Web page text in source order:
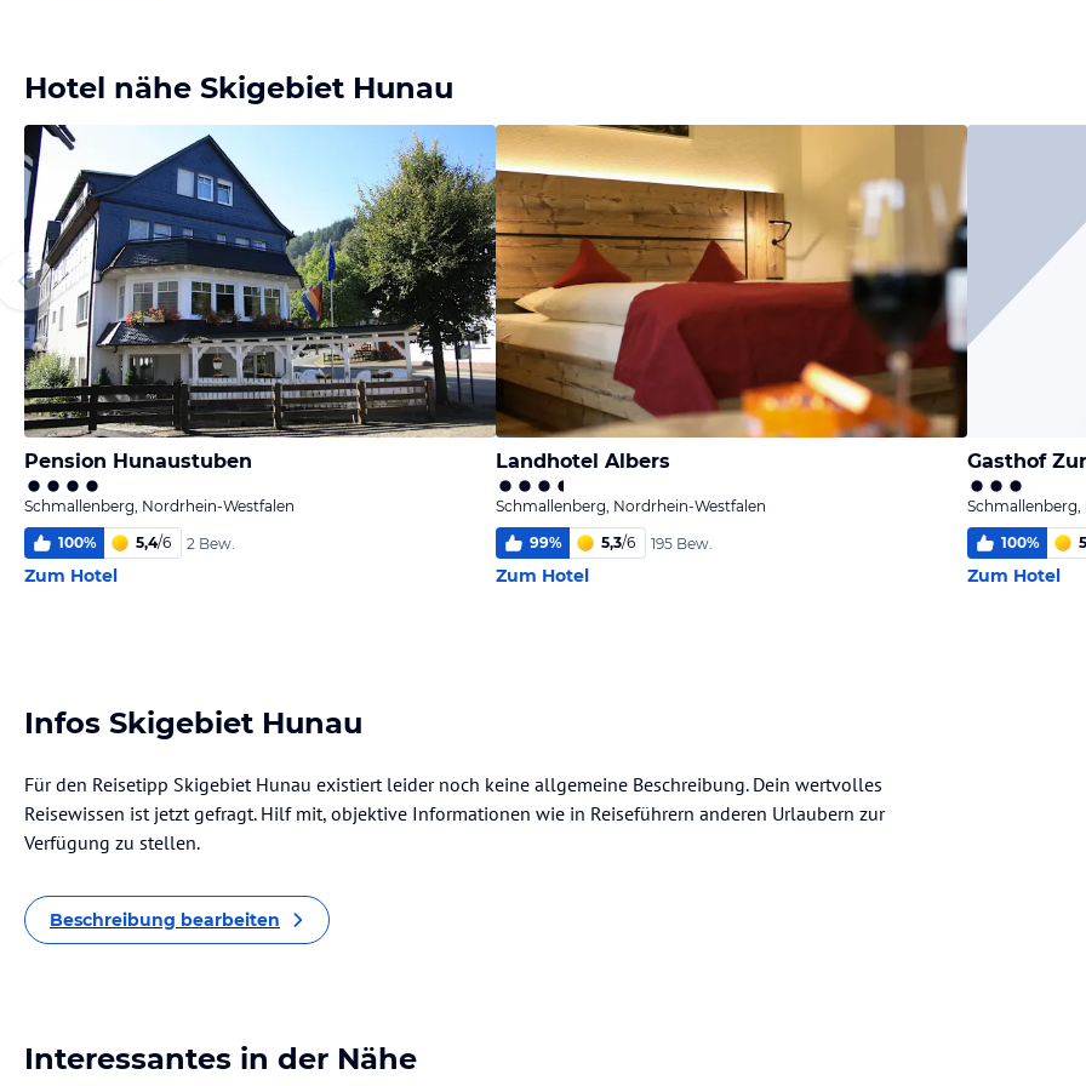
Hotel nähe Skigebiet Hunau
Pension Hunaustuben
Schmallenberg, Nordrhein-Westfalen
100% 5,4/6 2 Bew.
Zum Hotel
Landhotel Albers
Schmallenberg, Nordrhein-Westfalen
99% 5,3/6 195 Bew.
Zum Hotel
Gasthof
100%
Zum Hotel
Infos Skigebiet Hunau
Für den Reisetipp Skigebiet Hunau existiert leider noch keine allgemeine Beschreibung. Dein wertvolles
Reisewissen ist jetzt gefragt. Hilf mit, objektive Informationen wie in Reiseführern anderen Urlaubern zur
Verfügung zu stellen.
Beschreibung bearbeiten
Interessantes in der Nähe